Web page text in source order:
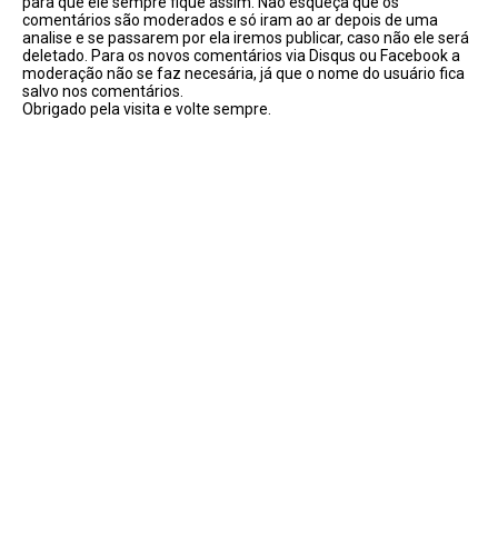
comentários são moderados e só iram ao ar depois de uma
analise e se passarem por ela iremos publicar, caso não ele será
deletado. Para os novos comentários via Disqus ou Facebook a
moderação não se faz necesária, já que o nome do usuário fica
salvo nos comentários.
Obrigado pela visita e volte sempre.